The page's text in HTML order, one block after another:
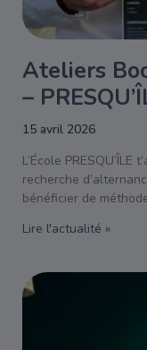
Ateliers
–
15 avril 2026
L’École
recherche
bénéficier de
Lire l'actualité »